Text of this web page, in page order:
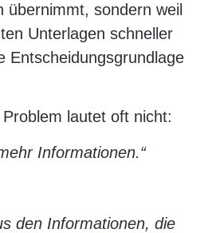
übernimmt, sondern weil
Unterlagen schneller
Entscheidungsgrundlage
lautet oft nicht:
Informationen.“
den Informationen, die